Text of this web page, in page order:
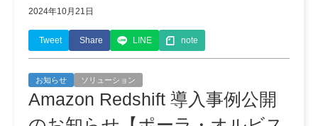
2024年10月21日
Tweet Share LINE note
お知らせ ソリューション
Amazon Redshift 導入事例公開